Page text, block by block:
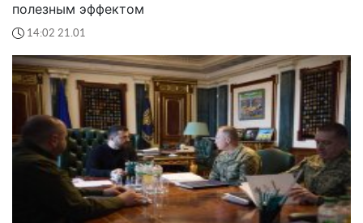
полезным эффектом
14:02 21.01